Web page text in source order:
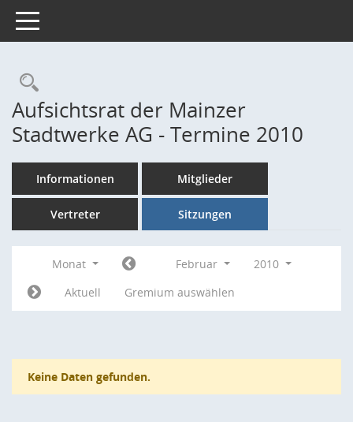
Toggle navigation
Rechercheauswahl
Aufsichtsrat der Mainzer
Stadtwerke AG - Termine 2010
Informationen Mitglieder
Vertreter Sitzungen
Monat Februar
2010
Aktuell
Gremium auswählen
Keine Daten gefunden.